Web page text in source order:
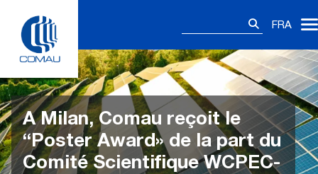
content
FRA
A Milan, Comau reçoit le
“Poster Award» de la part du
Comité Scientifique WCPEC-